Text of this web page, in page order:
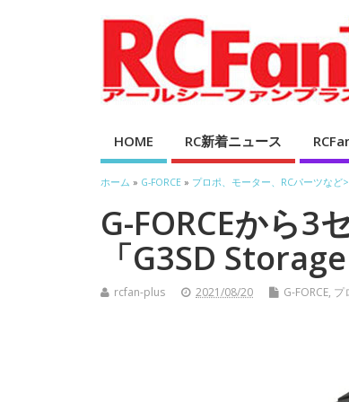
HOME RC新着ニュース
ホーム » G-FORCE » プロポ、モーター、RCパーツなど
G-FORCEから3
「G3SD
rcfan-plus 2021/08/20 G-FORCE, プ